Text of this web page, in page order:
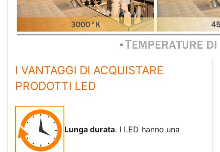
I VANTAGGI DI ACQUISTARE
PRODOTTI LED
Lunga durata. I LED hanno una